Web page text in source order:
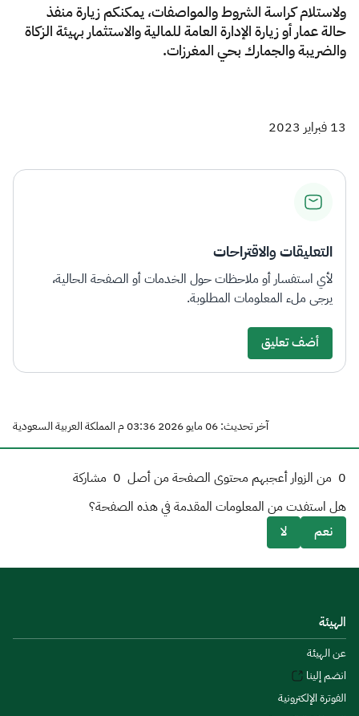
ولاستلام كراسة الشروط والمواصفات، يمكنكم زيارة منفذ
حالة عمار أو زيارة الإدارة العامة للمالية والاستثمار بهيئة الزكاة
والضريبة والجمارك بحي المغرزات.
13 فبراير 2023
التعليقات والاقتراحات
لأي استفسار أو ملاحظات حول الخدمات أو الصفحة الحالية،
يرجى ملء المعلومات المطلوبة.
أضف تعليق
آخر تحديث: 06 مايو 2026 03:36 م المملكة العربية السعودية
0 من الزوار أعجبهم محتوى الصفحة من أصل 0 مشاركة
هل استفدت من المعلومات المقدمة في هذه الصفحة؟
نعم
لا
الهيئة
عن الهيئة
انضم إلينا
الفوترة الإلكترونية